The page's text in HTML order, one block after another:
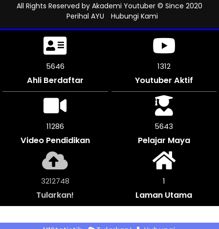
All Rights Reserved by Akademi Youtuber © Since 2020
Perihal AYU
Hubungi Kami
6069
Ahli Berdaftar
1312
Youtuber Aktif
12138
Video Pendidikan
6069
Pelajar Maya
3455284
Tularkan!
1
Laman Utama